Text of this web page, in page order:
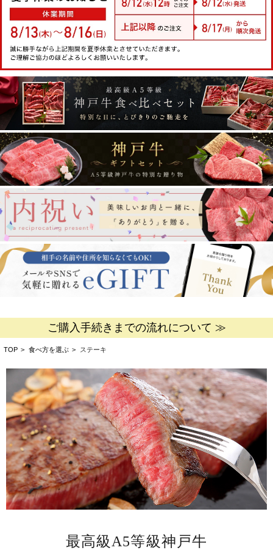
ご購入手続きまでの流れについて ≫
TOP > 食べ方を選ぶ > ステーキ
最高級A5等級神戸牛